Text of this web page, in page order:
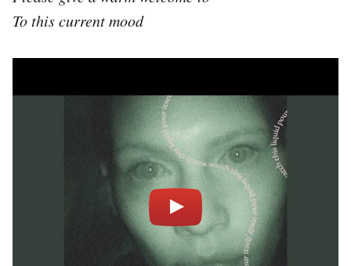
To this current mood